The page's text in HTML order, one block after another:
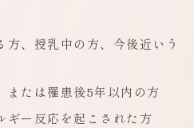
方、授乳中の方、今後近いう
または罹患後5年以内の方
ギー反応を起こされた方